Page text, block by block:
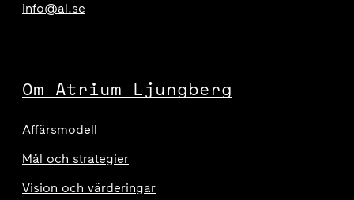
info@al.se
Om Atrium Ljungberg
Affärsmodell
Mål och strategier
Vision och värderingar